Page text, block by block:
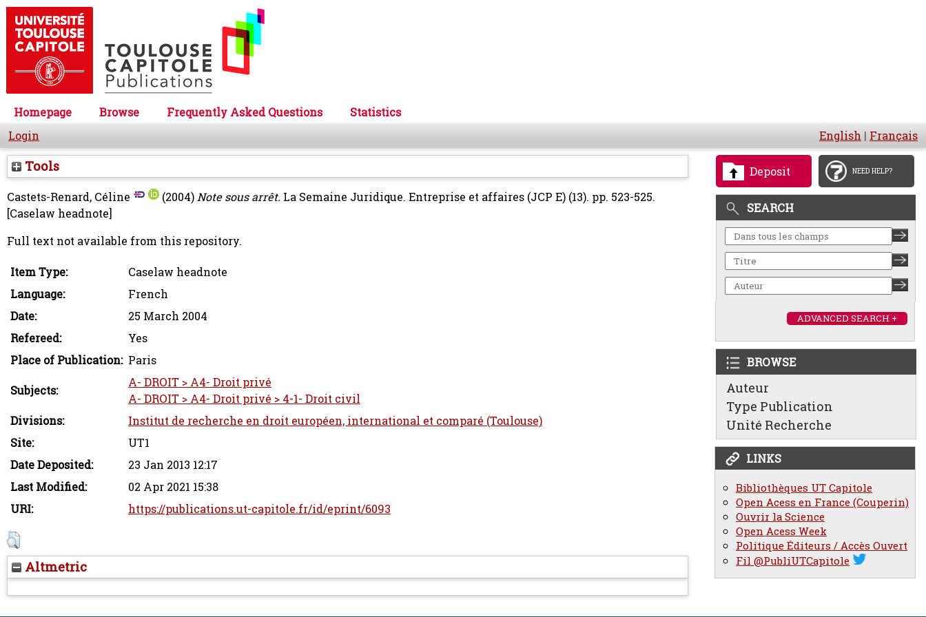
Homepage Browse Frequently Asked Questions
Statistics
Login
English | Français
Deposit NEED HELP?
SEARCH
ADVANCED SEARCH +
BROWSE
Auteur
Type Publication
Unité Recherche
LINKS
Bibliothèques UT Capitole
Open Acess en France (Couperin)
Ouvrir la Science
Open Acess Week
Politique Éditeurs / Accès Ouvert
Fil @PubliUTCapitole
Tools
Castets-Renard, Céline (2004)Note sous arrêt. La Semaine Juridique. Entreprise et affaires (JCP E) (13). pp. 523-525.
[Caselaw headnote]
Full text not available from this repository.
Item Type:
Caselaw headnote
Language:
French
Date:
25 March 2004
Refereed:
Yes
Place of Publication: Paris
Subjects:
A- DROIT > A4- Droit privé
A- DROIT > A4- Droit privé > 4-1- Droit civil
Divisions:
Institut de recherche en droit européen, international et comparé (Toulouse)
Site:
UT1
Date Deposited:
23 Jan 2013 12:17
Last Modified:
02 Apr 2021 15:38
URI:
https://publications.ut-capitole.fr/id/eprint/6093
Altmetric